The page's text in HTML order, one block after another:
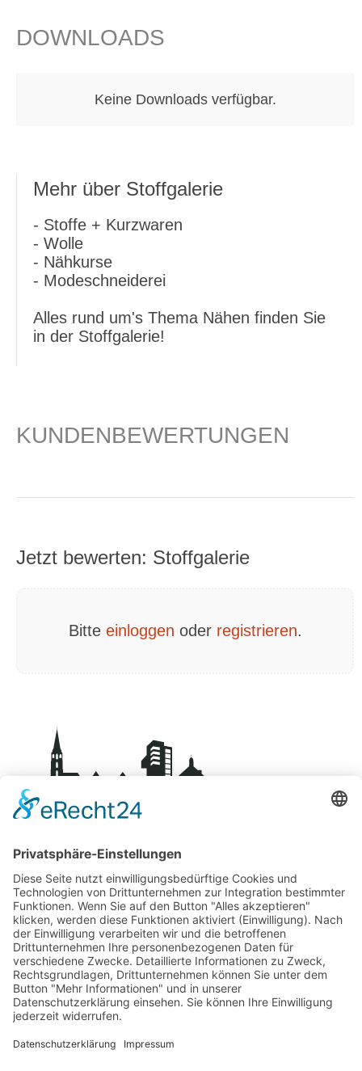
DOWNLOADS
Keine Downloads verfügbar.
Mehr über Stoffgalerie
- Stoffe + Kurzwaren
- Wolle
- Nähkurse
- Modeschneiderei
Alles rund um's Thema Nähen finden Sie
in der Stoffgalerie!
KUNDENBEWERTUNGEN
Jetzt bewerten: Stoffgalerie
Bitte einloggen oder registrieren.
BDS-Centro Schorndorf
Über uns
Kontakt
Mitglied werden
Datenschutz
Impressum
Fachgeschäfte